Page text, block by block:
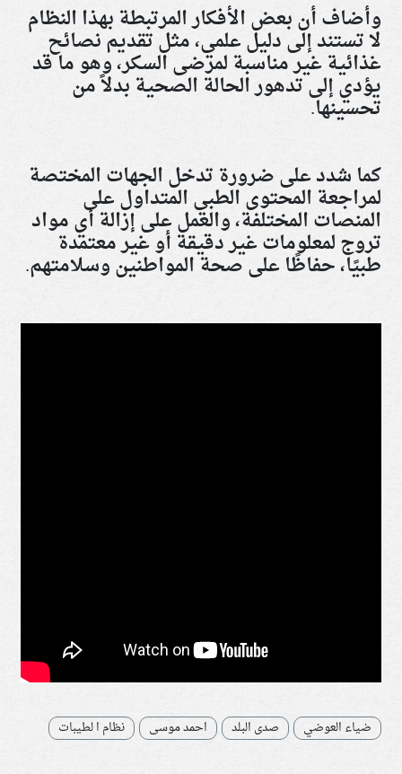
وأضاف أن بعض الأفكار المرتبطة بهذا النظام
لا تستند إلى دليل علمي، مثل تقديم نصائح
غذائية غير مناسبة لمرضى السكر، وهو ما قد
يؤدي إلى تدهور الحالة الصحية بدلاً من
تحسينها.
كما شدد على ضرورة تدخل الجهات المختصة
لمراجعة المحتوى الطبي المتداول على
المنصات المختلفة، والعمل على إزالة أي مواد
تروج لمعلومات غير دقيقة أو غير معتمدة
طبيًا، حفاظًا على صحة المواطنين وسلامتهم.
ضياء العوضي صدى البلد احمد موسى نظام ا لطيبات